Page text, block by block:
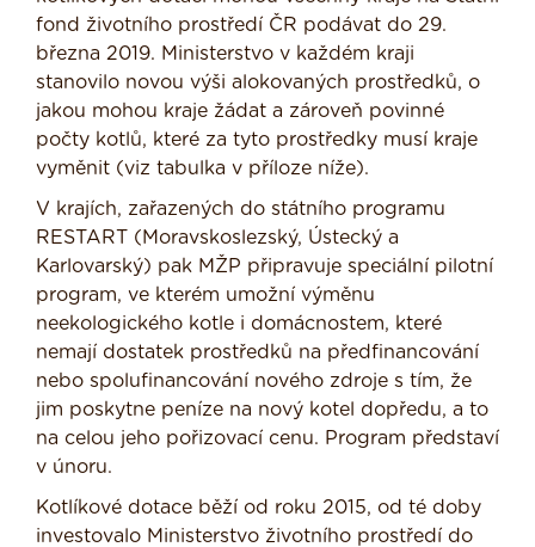
fond životního prostředí ČR podávat do 29.
března 2019. Ministerstvo v každém kraji
stanovilo novou výši alokovaných prostředků, o
jakou mohou kraje žádat a zároveň povinné
počty kotlů, které za tyto prostředky musí kraje
vyměnit (viz tabulka v příloze níže).
V krajích, zařazených do státního programu
RESTART (Moravskoslezský, Ústecký a
Karlovarský) pak MŽP připravuje speciální pilotní
program, ve kterém umožní výměnu
neekologického kotle i domácnostem, které
nemají dostatek prostředků na předfinancování
nebo spolufinancování nového zdroje s tím, že
jim poskytne peníze na nový kotel dopředu, a to
na celou jeho pořizovací cenu. Program představí
v únoru.
Kotlíkové dotace běží od roku 2015, od té doby
investovalo Ministerstvo životního prostředí do